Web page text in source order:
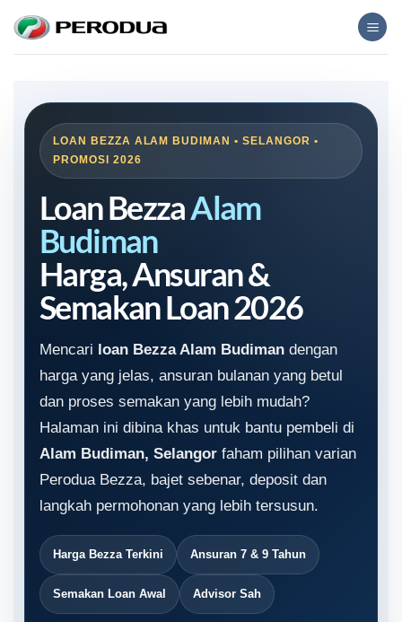
content
LOAN BEZZA ALAM BUDIMAN • SELANGOR •
PROMOSI 2026
Loan BezzaAlam
Budiman
Harga, Ansuran &
Semakan Loan 2026
Mencari loan Bezza Alam Budiman dengan
harga yang jelas, ansuran bulanan yang betul
dan proses semakan yang lebih mudah?
Halaman ini dibina khas untuk bantu pembeli di
Alam Budiman, Selangor faham pilihan varian
Perodua Bezza, bajet sebenar, deposit dan
langkah permohonan yang lebih tersusun.
Harga Bezza Terkini Ansuran 7 & 9 Tahun
Semakan Loan Awal Advisor Sah